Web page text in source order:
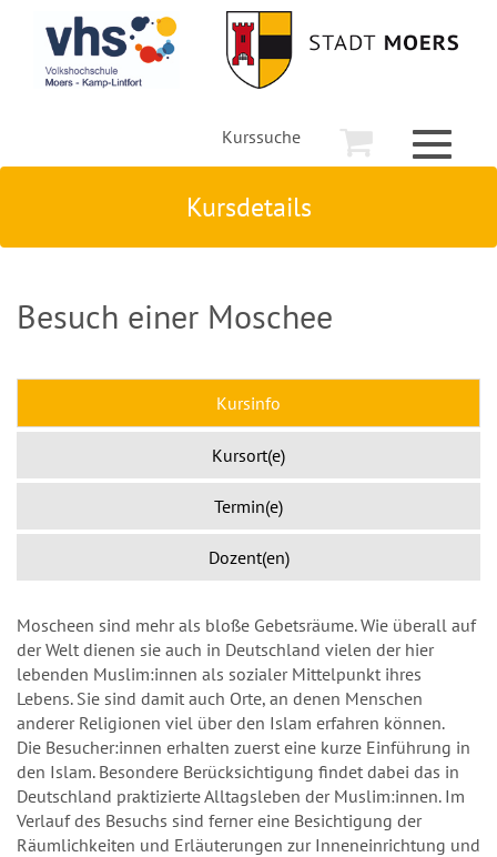
Kurssuche
Toggle
Kursdetails
Besuch einer Moschee
Kursinfo
Kursort(e)
Termin(e)
Dozent(en)
Moscheen sind mehr als bloße Gebetsräume. Wie überall auf
der Welt dienen sie auch in Deutschland vielen der hier
lebenden Muslim:innen als sozialer Mittelpunkt ihres
Lebens. Sie sind damit auch Orte, an denen Menschen
anderer Religionen viel über den Islam erfahren können.
Die Besucher:innen erhalten zuerst eine kurze Einführung in
den Islam. Besondere Berücksichtigung findet dabei das in
Deutschland praktizierte Alltagsleben der Muslim:innen. Im
Verlauf des Besuchs sind ferner eine Besichtigung der
Räumlichkeiten und Erläuterungen zur Inneneinrichtung und